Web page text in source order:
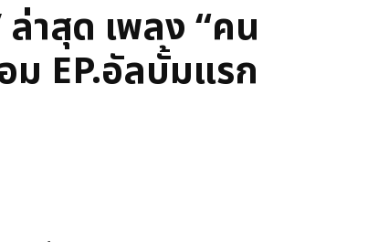
าสุด เพลง “คน
ม EP.อัลบั้มแรก